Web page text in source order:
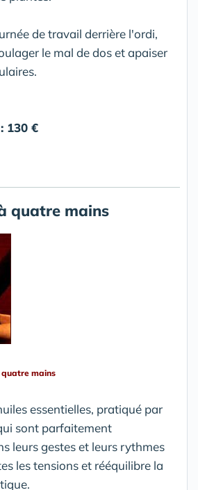
de travail derrière l'ordi,
le mal de dos et apaiser
130 €
quatre mains
quatre mains
essentielles, pratiqué par
sont parfaitement
leurs gestes et leurs rythmes
les tensions et rééquilibre la